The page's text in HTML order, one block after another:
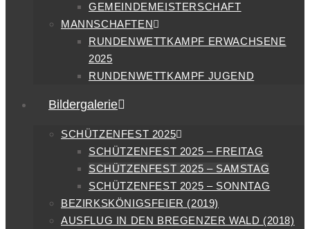
GEMEINDEMEISTERSCHAFT
MANNSCHAFTEN
RUNDENWETTKAMPF ERWACHSENE
2025
RUNDENWETTKAMPF JUGEND
Bildergalerie
SCHÜTZENFEST 2025
SCHÜTZENFEST 2025 – FREITAG
SCHÜTZENFEST 2025 – SAMSTAG
SCHÜTZENFEST 2025 – SONNTAG
BEZIRKSKÖNIGSFEIER (2019)
AUSFLUG IN DEN BREGENZER WALD (2018)